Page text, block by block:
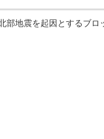
地震を起因とするブロ